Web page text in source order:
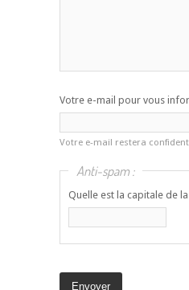
Votre e-mail pour vous
Votre e-mail restera
Anti-spam :
Quelle est la capitale de la